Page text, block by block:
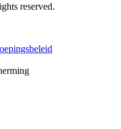
reserved.